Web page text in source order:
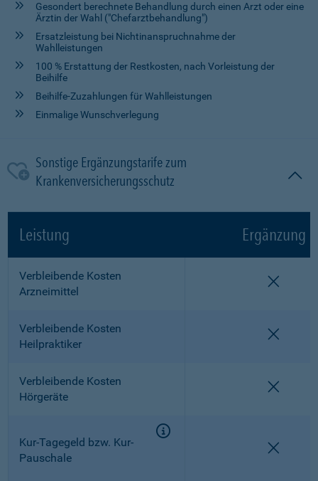
Gesondert berechnete Behandlung durch einen Arzt oder eine
Ärztin der Wahl ("Chefarztbehandlung")
Ersatzleistung bei Nichtinanspruchnahme der
Wahlleistungen
100 % Erstattung der Restkosten, nach Vorleistung der
Beihilfe
Beihilfe-Zuzahlungen für Wahlleistungen
Einmalige Wunschverlegung
Sonstige Ergänzungstarife zum
Krankenversicherungsschutz
Leistung Ergänzung
Verbleibende Kosten
Arzneimittel
Verbleibende Kosten
Heilpraktiker
Verbleibende Kosten
Hörgeräte
Kur-Tagegeld bzw. Kur-
Pauschale